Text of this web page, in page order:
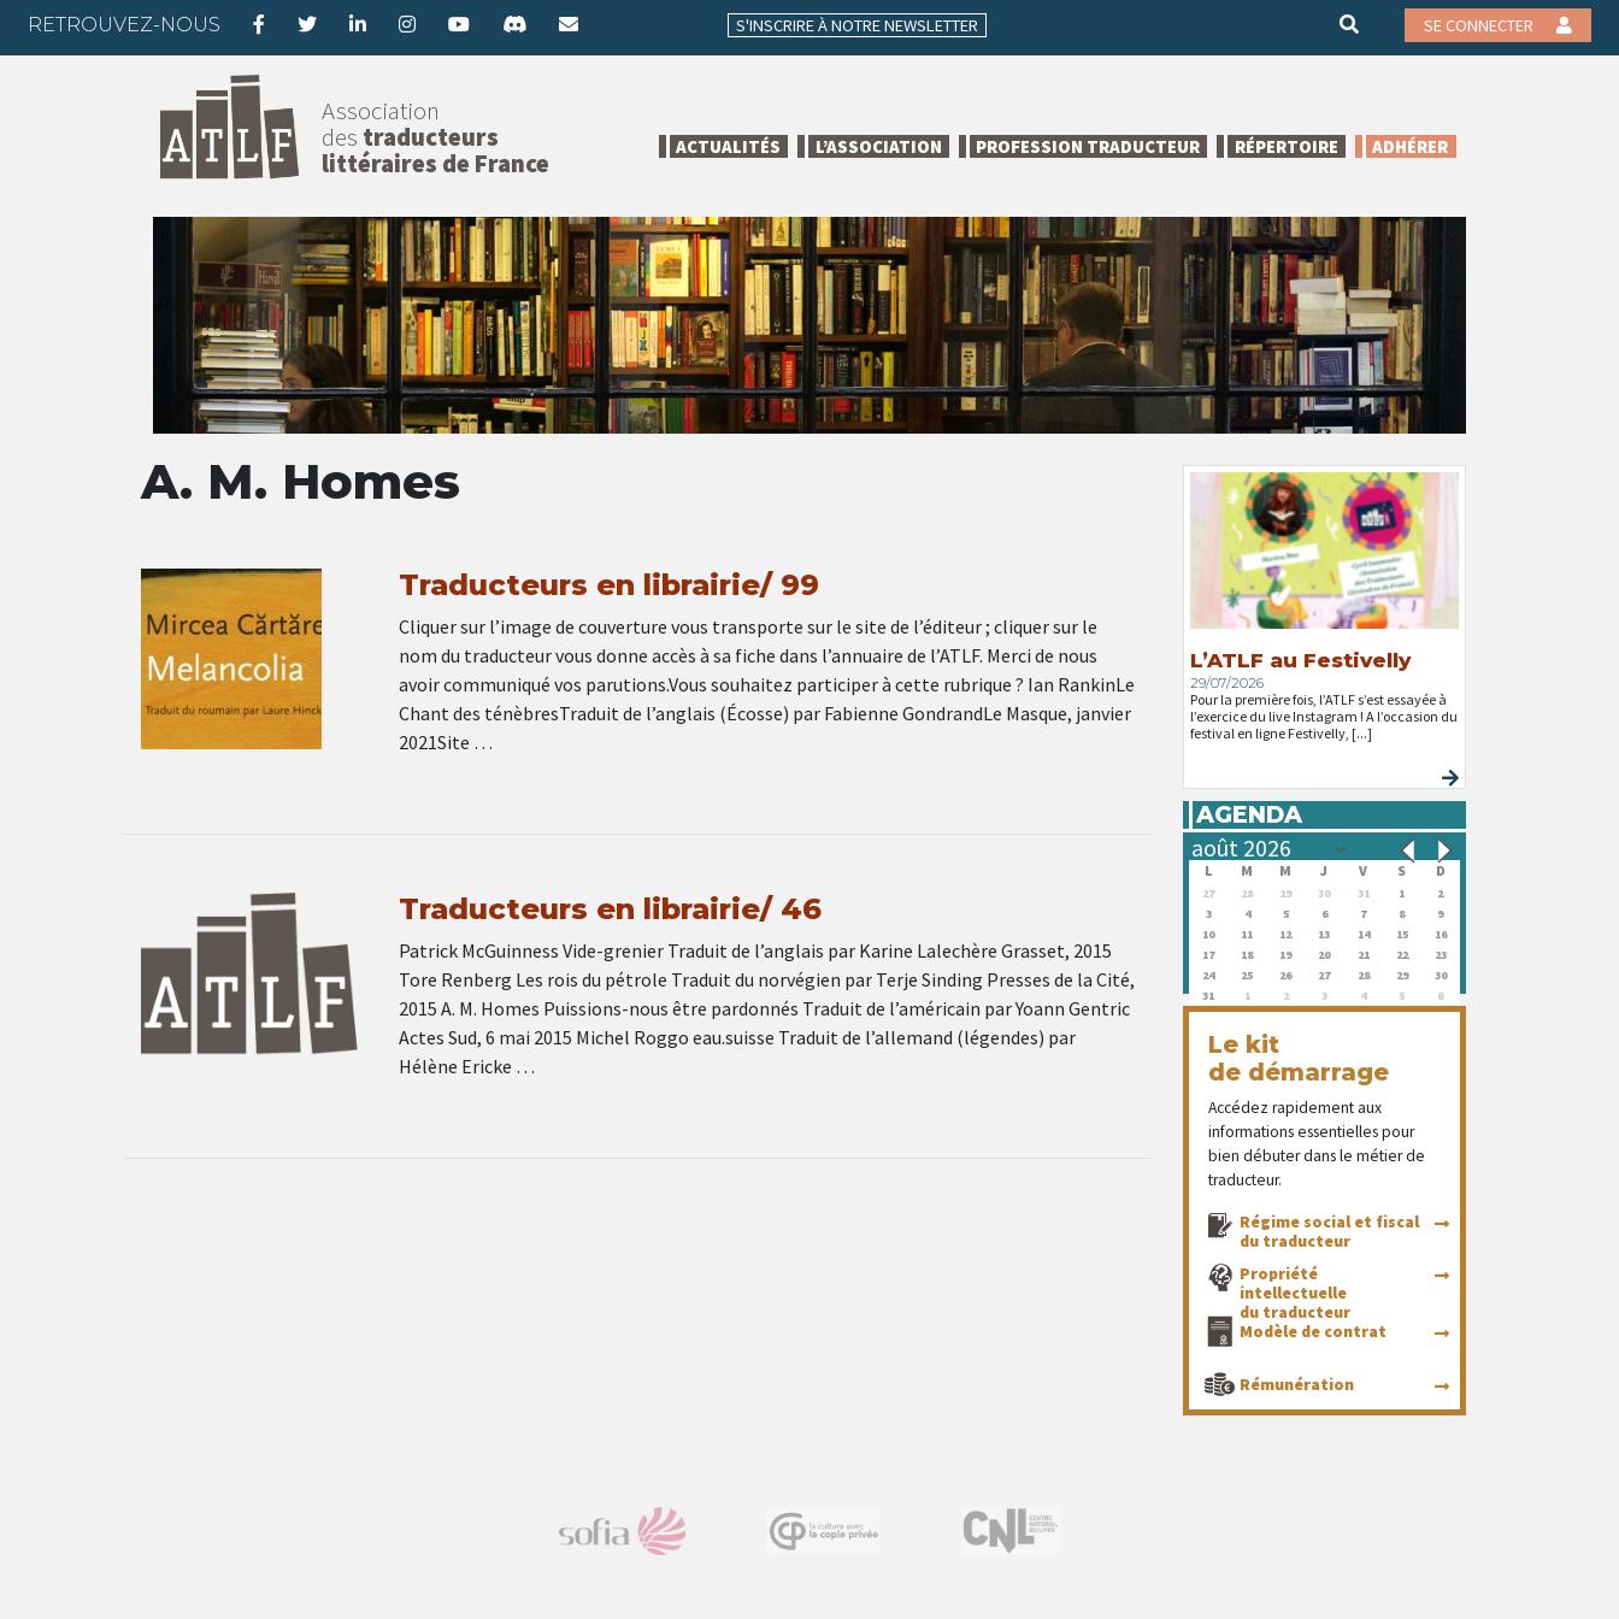
RETROUVEZ-NOUS S'INSCRIRE À NOTRE NEWSLETTER SE CONNECTER
Association
des traducteurs
littéraires de France
ACTUALITÉS L’ASSOCIATION PROFESSION TRADUCTEUR RÉPERTOIRE ADHÉRER
A. M. Homes
Traducteurs en librairie/ 99
Cliquer sur l’image de couverture vous transporte sur le site de l’éditeur ; cliquer sur le
nom du traducteur vous donne accès à sa fiche dans l’annuaire de l’ATLF. Merci de nous
avoir communiqué vos parutions.Vous souhaitez participer à cette rubrique ? Ian RankinLe
Chant des ténèbresTraduit de l’anglais (Écosse) par Fabienne GondrandLe Masque, janvier
2021Site …
Traducteurs en librairie/ 46
Patrick McGuinness Vide-grenier Traduit de l’anglais par Karine Lalechère Grasset, 2015
Tore Renberg Les rois du pétrole Traduit du norvégien par Terje Sinding Presses de la Cité,
2015 A. M. Homes Puissions-nous être pardonnés Traduit de l’américain par Yoann Gentric
Actes Sud, 6 mai 2015 Michel Roggo eau.suisse Traduit de l’allemand (légendes) par
Hélène Ericke …
L’ATLF au Festivelly
29/07/2026
Pour la première fois, l’ATLF s’est essayée à
l’exercice du live Instagram ! A l’occasion du
festival en ligne Festivelly, [...]
AGENDA
L M M J V S D
27 28 29 30 31 1
2
3
4 5 6 7 8
9
10
11 12 13 14 15
16
17
18 19 20 21 22
23
24
25 26 27 28 29
30
31
1 2 3 4 5 6
Le kit
de démarrage
Accédez rapidement aux
informations essentielles pour
bien débuter dans le métier de
traducteur.
Régime social et fiscal
du traducteur
Propriété
intellectuelle
du traducteur
Modèle de contrat
Rémunération